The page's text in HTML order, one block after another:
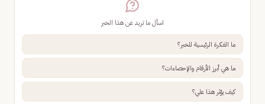
اسأل ما تريد عن هذا الخبر
ما الفكرة الرئيسية للخبر؟
ما هي أبرز الأرقام والإحصاءات؟
كيف يؤثر هذا علي؟